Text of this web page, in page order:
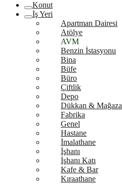
Konut
İş Yeri
Apartman Dairesi
Atölye
AVM
Benzin İstasyonu
Bina
Büfe
Büro
Çiftlik
Depo
Dükkan & Mağaza
Fabrika
Genel
Hastane
İmalathane
İşhanı
İşhanı Katı
Kafe & Bar
Kıraathane